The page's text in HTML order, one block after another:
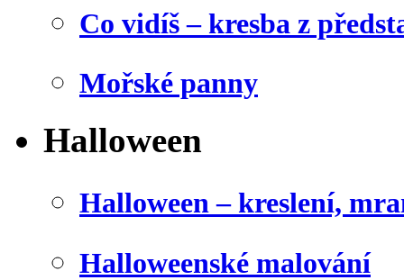
Co vidíš – kresba z
Mořské panny
Halloween
Halloween – kreslení,
Halloweenské malování